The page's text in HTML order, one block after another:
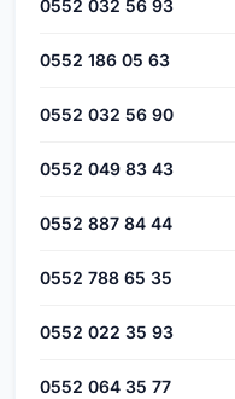
0552 032 56 93
0552 186 05 63
0552 032 56 90
0552 049 83 43
0552 887 84 44
0552 788 65 35
0552 022 35 93
0552 064 35 77